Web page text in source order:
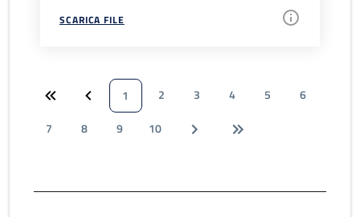
SCARICA FILE
1 2 3 4 5
6
7
8 9 10